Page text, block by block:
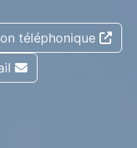
téléphonique